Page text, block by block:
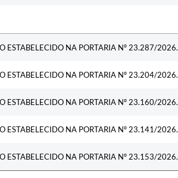
ESTABELECIDO NA PORTARIA Nº 23.287/2026.
ESTABELECIDO NA PORTARIA Nº 23.204/2026.
ESTABELECIDO NA PORTARIA Nº 23.160/2026.
ESTABELECIDO NA PORTARIA Nº 23.141/2026.
ESTABELECIDO NA PORTARIA Nº 23.153/2026.